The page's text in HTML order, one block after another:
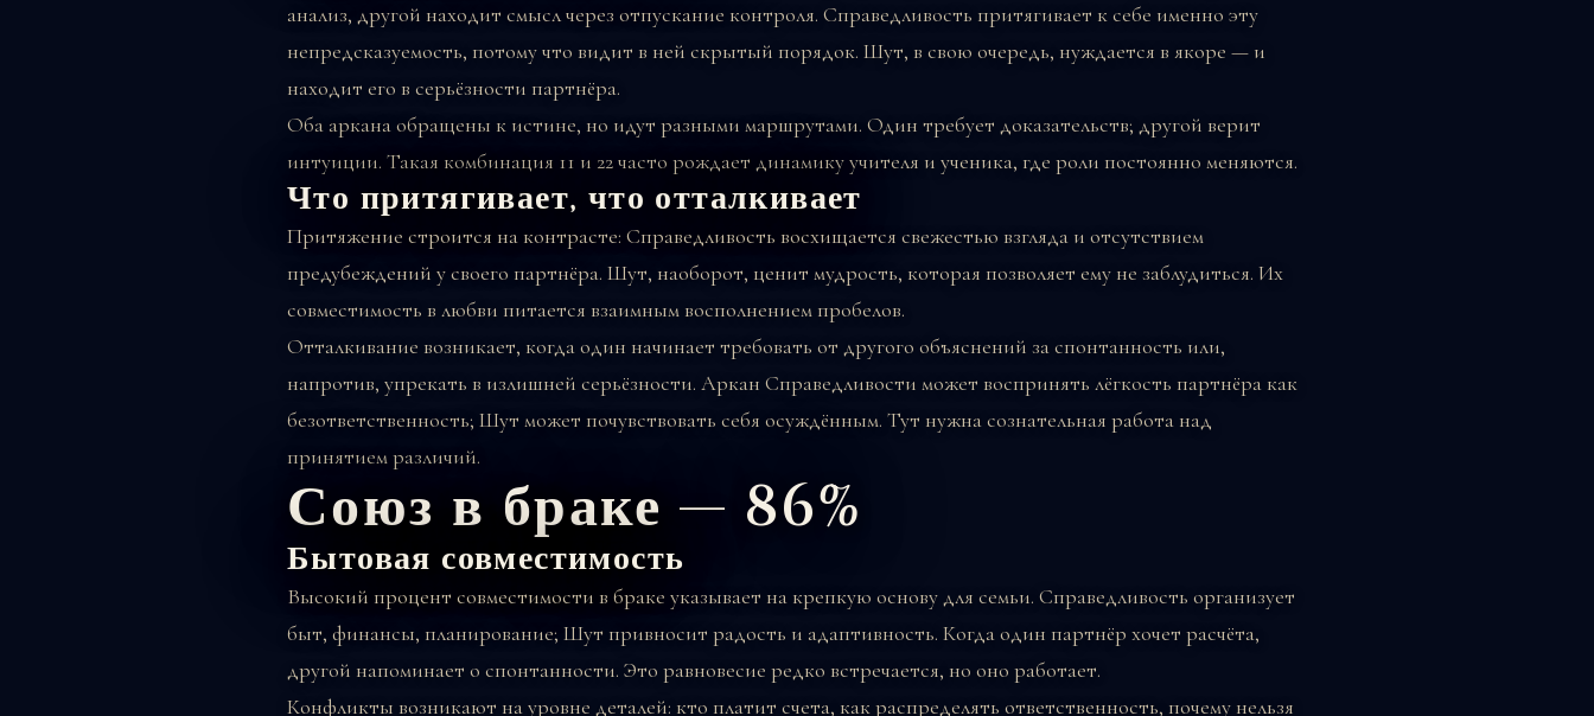
анализ, другой находит смысл через отпускание контроля. Справедливость притягивает к себе именно эту
непредсказуемость, потому что видит в ней скрытый порядок. Шут, в свою очередь, нуждается в якоре — и
находит его в серьёзности партнёра.
Оба аркана обращены к истине, но идут разными маршрутами. Один требует доказательств; другой верит
интуиции. Такая комбинация 11 и 22 часто рождает динамику учителя и ученика, где роли постоянно меняются.
Что притягивает, что отталкивает
Притяжение строится на контрасте: Справедливость восхищается свежестью взгляда и отсутствием
предубеждений у своего партнёра. Шут, наоборот, ценит мудрость, которая позволяет ему не заблудиться. Их
совместимость в любви питается взаимным восполнением пробелов.
Отталкивание возникает, когда один начинает требовать от другого объяснений за спонтанность или,
напротив, упрекать в излишней серьёзности. Аркан Справедливости может воспринять лёгкость партнёра как
безответственность; Шут может почувствовать себя осуждённым. Тут нужна сознательная работа над
принятием различий.
Союз в браке — 86%
Бытовая совместимость
Высокий процент совместимости в браке указывает на крепкую основу для семьи. Справедливость организует
быт, финансы, планирование; Шут привносит радость и адаптивность. Когда один партнёр хочет расчёта,
другой напоминает о спонтанности. Это равновесие редко встречается, но оно работает.
Конфликты возникают на уровне деталей: кто платит счета, как распределять ответственность, почему нельзя